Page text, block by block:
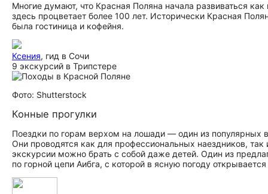
Многие думают, что Красная Поляна начала развиваться
здесь процветает более 100 лет. Исторически Красная
была гостиница и кофейня.
Ксения, гид в Сочи
9 экскурсий в Трипстере
Фото: Shutterstock
Конные прогулки
Поездки по горам верхом на лошади — один из популярных
Они проводятся как для профессиональных наездников,
экскурсии можно брать с собой даже детей. Один из
по горной цепи Аибга, с которой в ясную погоду